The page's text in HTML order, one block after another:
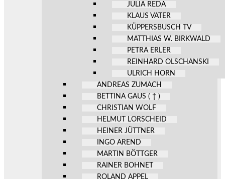
JULIA REDA
KLAUS VATER
KÜPPERSBUSCH TV
MATTHIAS W. BIRKWALD
PETRA ERLER
REINHARD OLSCHANSKI
ULRICH HORN
ANDREAS ZUMACH
BETTINA GAUS ( † )
CHRISTIAN WOLF
HELMUT LORSCHEID
HEINER JÜTTNER
INGO AREND
MARTIN BÖTTGER
RAINER BOHNET
ROLAND APPEL